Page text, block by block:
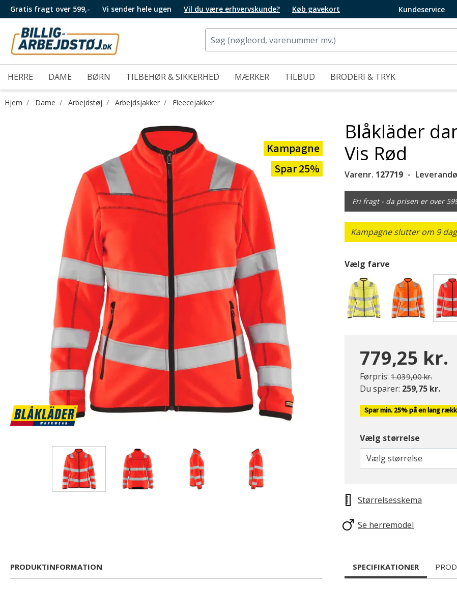
Gratis fragt over 599,- Vi sender hele ugen Vil du være erhvervskunde? Køb gavekort Kundeservice
HERRE DAME BØRN TILBEHØR & SIKKERHED MÆRKER TILBUD BRODERI & TRYK
Hjem Dame Arbejdstøj Arbejdsjakker Fleecejakker
Kampagne
Spar 25%
Blåkläder
Vis Rød
Varenr. 127719
Fri fragt - da prisen er over
Kampagne slutter om 9
Vælg farve
779,25 kr.
Førpris: Pris nedsat fra
1.039,00 kr.til
Du sparer: 259,75 kr.
Spar min. 25% på en lang
Vælg størrelse
Vælg størrelse
Størrelsesskema
Se herremodel
PRODUKTINFORMATION SPECIFIKATIONER